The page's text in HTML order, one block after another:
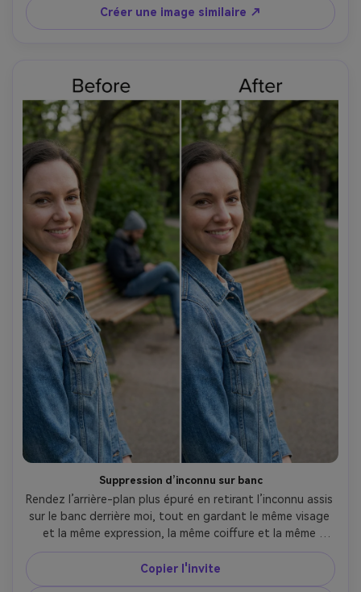
Créer une image similaire ↗
Suppression d’inconnu sur banc
Rendez l’arrière-plan plus épuré en retirant l’inconnu assis
sur le banc derrière moi, tout en gardant le même visage
et la même expression, la même coiffure et la même
tenue. Préservez la texture du bois du banc, celle du
chemin du parc et la direction originale des ombres., avec
direction des ombres préservée --ar 4:5
Copier l'invite